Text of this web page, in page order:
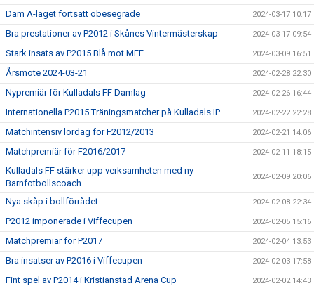
Dam A-laget fortsatt obesegrade 2024-03-17 10:17
Bra prestationer av P2012 i Skånes Vintermästerskap 2024-03-17 09:54
Stark insats av P2015 Blå mot MFF 2024-03-09 16:51
Årsmöte 2024-03-21 2024-02-28 22:30
Nypremiär för Kulladals FF Damlag 2024-02-26 16:44
Internationella P2015 Träningsmatcher på Kulladals IP 2024-02-22 22:28
Matchintensiv lördag för F2012/2013 2024-02-21 14:06
Matchpremiär för F2016/2017 2024-02-11 18:15
Kulladals FF stärker upp verksamheten med ny
Barnfotbollscoach
2024-02-09 20:06
Nya skåp i bollförrådet 2024-02-08 22:34
P2012 imponerade i Viffecupen 2024-02-05 15:16
Matchpremiär för P2017 2024-02-04 13:53
Bra insatser av P2016 i Viffecupen 2024-02-03 17:58
Fint spel av P2014 i Kristianstad Arena Cup 2024-02-02 14:43